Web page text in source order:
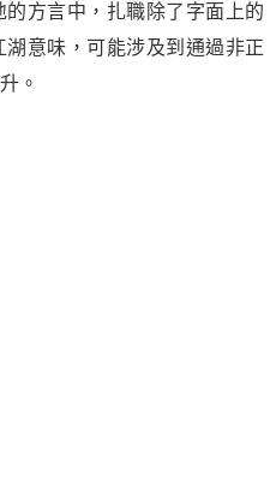
方言中，扎職除了字面上的
意味，可能涉及到通過非正
。